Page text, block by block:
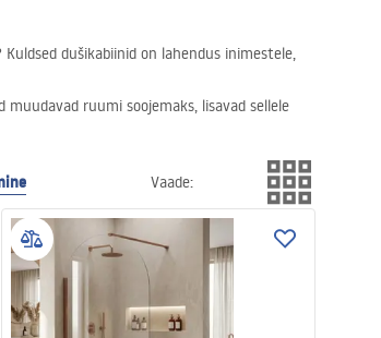
dušikabiinid on lahendus inimestele,
ruumi soojemaks, lisavad sellele
Vaade: